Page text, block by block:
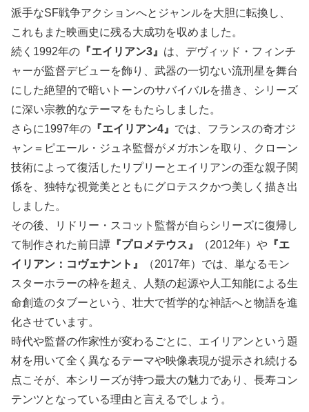
派手なSF戦争アクションへとジャンルを大胆に転換し、
これもまた映画史に残る大成功を収めました。
続く1992年の 『エイリアン3』 は、デヴィッド・フィンチ
ャーが監督デビューを飾り、武器の一切ない流刑星を舞台
にした絶望的で暗いトーンのサバイバルを描き、シリーズ
に深い宗教的なテーマをもたらしました。
さらに1997年の 『エイリアン4』 では、フランスの奇才ジ
ャン＝ピエール・ジュネ監督がメガホンを取り、クローン
技術によって復活したリプリーとエイリアンの歪な親子関
係を、独特な視覚美とともにグロテスクかつ美しく描き出
しました。
その後、リドリー・スコット監督が自らシリーズに復帰し
て制作された前日譚 『プロメテウス』 （2012年）や 『エ
イリアン：コヴェナント』
（2017年）では、単なるモン
スターホラーの枠を超え、人類の起源や人工知能による生
命創造のタブーという、壮大で哲学的な神話へと物語を進
化させています。
時代や監督の作家性が変わるごとに、エイリアンという題
材を用いて全く異なるテーマや映像表現が提示され続ける
点こそが、本シリーズが持つ最大の魅力であり、長寿コン
テンツとなっている理由と言えるでしょう。